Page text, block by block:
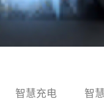
智慧充电 智